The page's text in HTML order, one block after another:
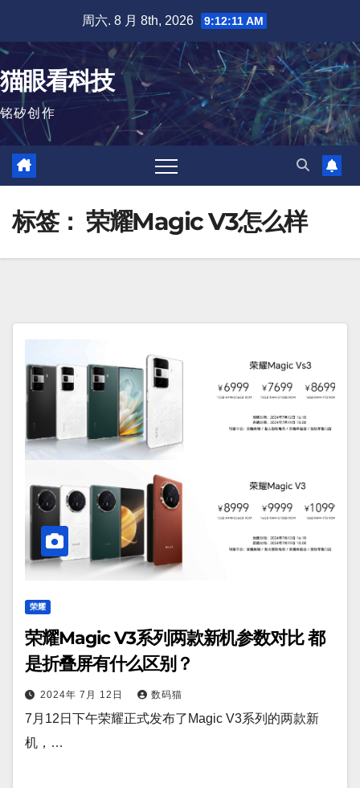
内
容
周六. 8 月 8th, 2026 9:12:12 AM
猫眼看科技
铭矽创作
标签： 荣耀Magic V3怎么样
荣耀
荣耀Magic V3系列两款新机参数对比 都
是折叠屏有什么区别？
2024年 7月 12日 数码猫
7月12日下午荣耀正式发布了Magic V3系列的两款新
机，…